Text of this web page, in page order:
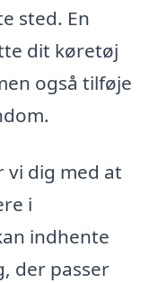
sted. En
dit køretøj
også tilføje
dig med at
i
indhente
der passer